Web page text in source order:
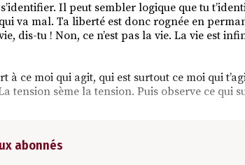
Il peut sembler logique que tu
va mal. Ta liberté est donc rognée en
dis-tu ! Non, ce n’est pas la vie. La vie est
ce moi qui agit, qui est surtout ce moi qui
tension sème la tension. Puis observe ce qui
abonnés